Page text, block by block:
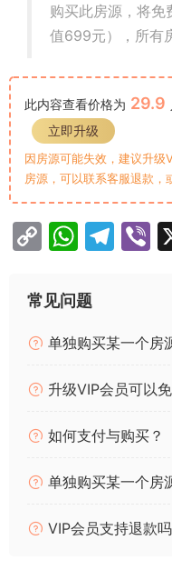
购买此房源，将免
值699元），所有
此内容查看价格为 29.9
立即升级
因房源可能失效，建议升级
房源，可以联系客服退款，
C
p
Li
n
W
at
A
p
T
a
m
常见问题
单独购买某一个房
升级VIP会员可以
如何支付与购买？
单独购买某一个房
VIP会员支持退款吗